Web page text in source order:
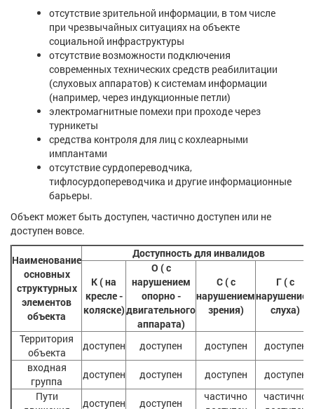
отсутствие зрительной информации, в том числе
при чрезвычайных ситуациях на объекте
социальной инфраструктуры
отсутствие возможности подключения
современных технических средств реабилитации
(слуховых аппаратов) к системам информации
(например, через индукционные петли)
электромагнитные помехи при проходе через
турникеты
средства контроля для лиц с кохлеарными
имплантами
отсутствие сурдопереводчика,
тифлосурдопереводчика и другие информационные
барьеры.
Объект может быть доступен, частично доступен или не
доступен вовсе.
Наименование
основных
структурных
элементов
объекта
Доступность для инвалидов
К( на
кресле -
коляске)
О ( с
нарушением
опорно -
двигательного
аппарата)
С( с
нарушением
зрения)
Г( с
нарушением
слуха)
Территория
объекта
доступен доступен доступен
доступен
входная
группа
доступен доступен доступен
доступен
Пути
доступен доступен
частично
частично